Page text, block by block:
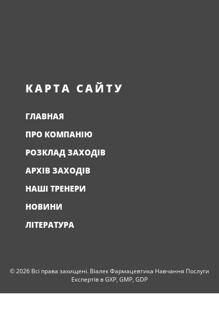
КАРТА САЙТУ
ГЛАВНАЯ
ПРО КОМПАНІЮ
РОЗКЛАД ЗАХОДІВ
АРХІВ ЗАХОДІВ
НАШІ ТРЕНЕРИ
НОВИНИ
ЛІТЕРАТУРА
© 2026 Всі права захищені. Віалек Фармацевтика Навчання Послуги
Експертів в GXP, GMP, GDP